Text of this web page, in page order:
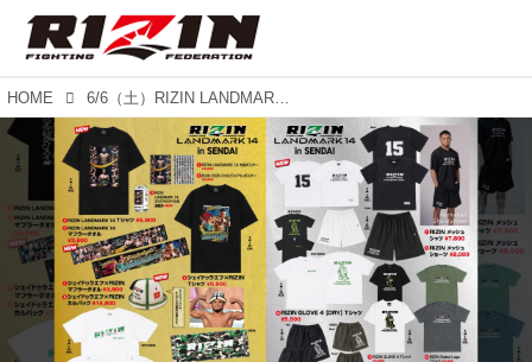
HOME 6/6（土）RIZIN LANDMARK 14 in SENDAI グッズ販売ブース情報